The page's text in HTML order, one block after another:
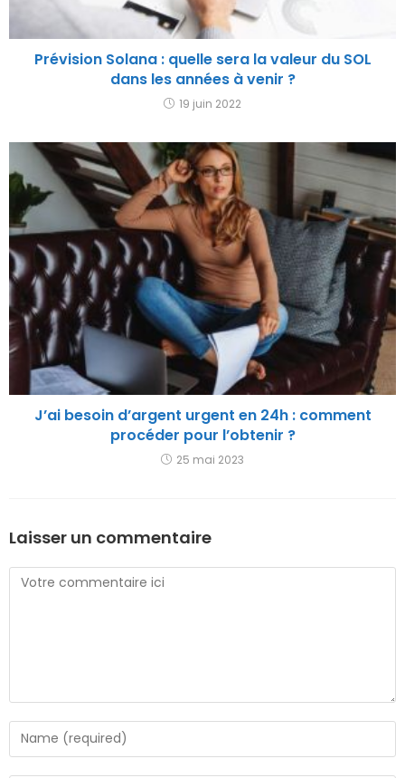
Prévision Solana : quelle sera la valeur du SOL
dans les années à venir ?
19 juin 2022
J’ai besoin d’argent urgent en 24h : comment
procéder pour l’obtenir ?
25 mai 2023
Laisser un commentaire